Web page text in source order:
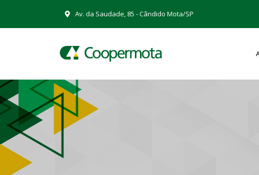
Av. da Saudade, 85 - Cândido Mota/SP